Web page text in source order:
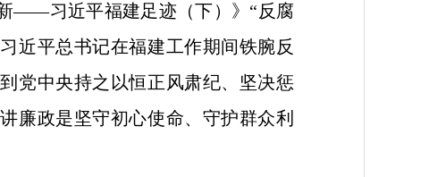
——习近平福建足迹（下）》“反腐
近平总书记在福建工作期间铁腕反
党中央持之以恒正风肃纪、坚决惩
廉政是坚守初心使命、守护群众利